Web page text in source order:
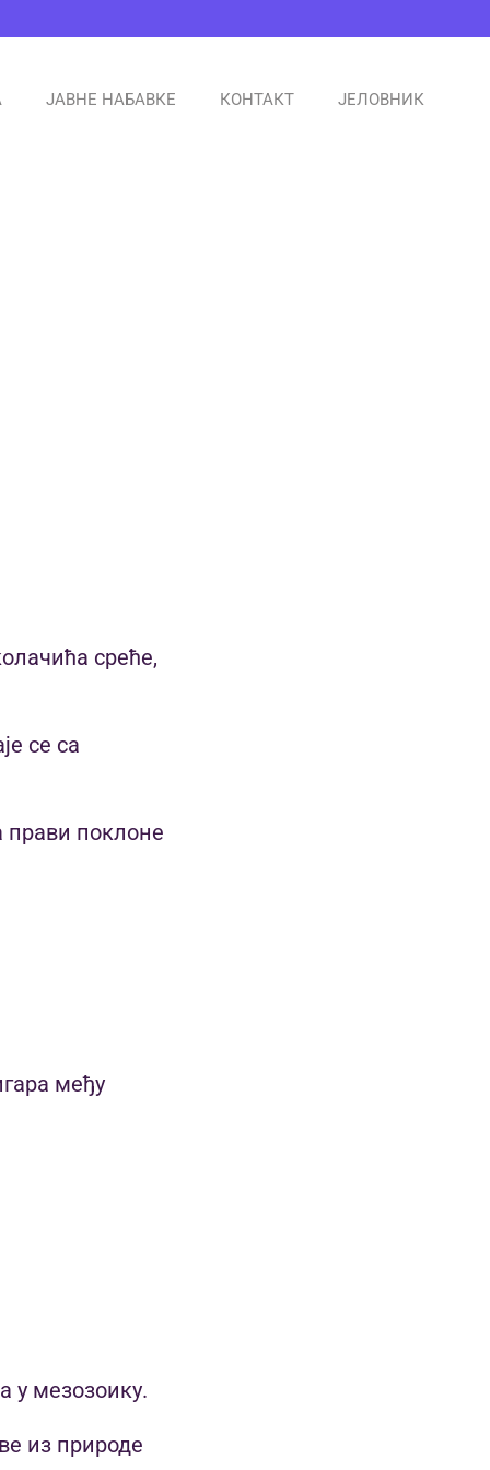
ЈАВНЕ НАБАВКЕ КОНТАКТ ЈЕЛОВНИК
среће,
се са
прави поклоне
међу
у мезозоику.
из природе